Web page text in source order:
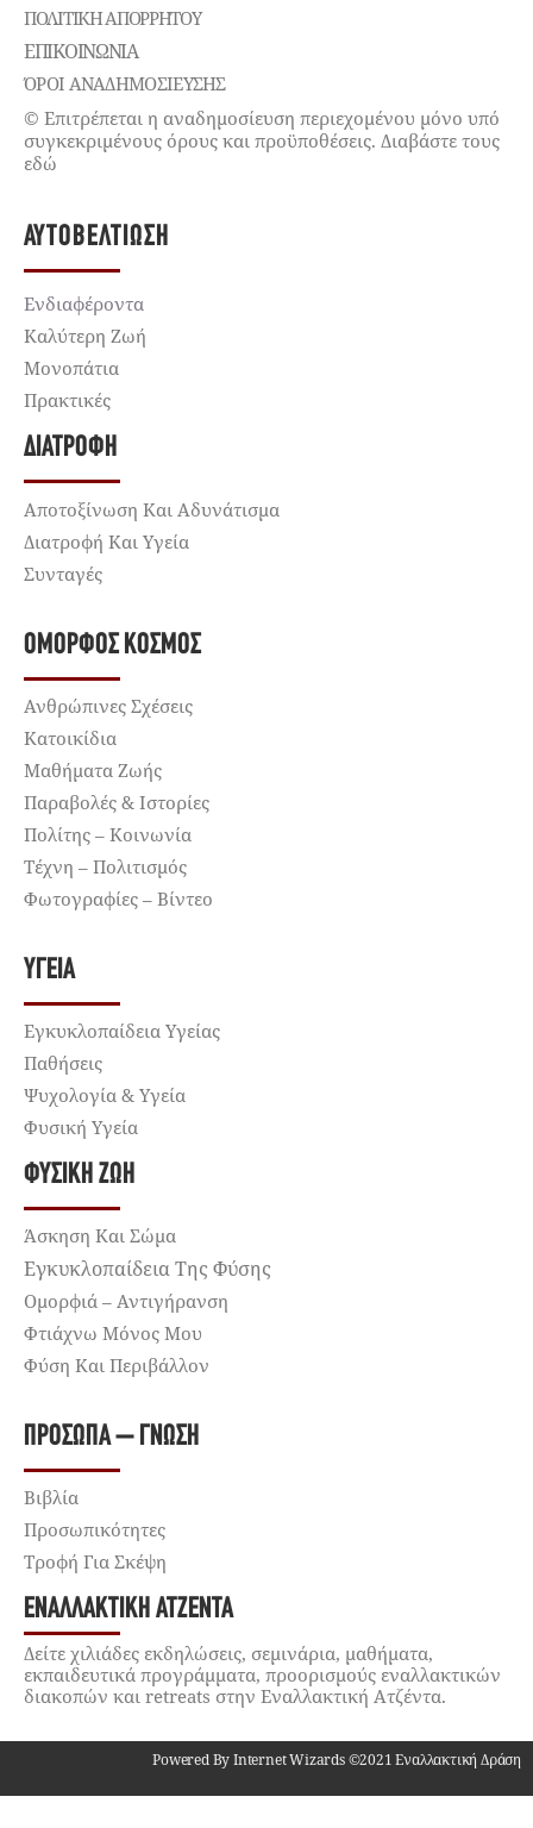
ΠΟΛΙΤΙΚΉ ΑΠΟΡΡΉΤΟΥ
ΕΠΙΚΟΙΝΩΝΊΑ
ΌΡΟΙ ΑΝΑΔΗΜΟΣΙΕΥΣΗΣ
© Επιτρέπεται η αναδημοσίευση περιεχομένου μόνο υπό
συγκεκριμένους όρους και προϋποθέσεις. Διαβάστε τους
εδώ
ΑΥΤΟΒΕΛΤΊΩΣΗ
Ενδιαφέροντα
Καλύτερη Ζωή
Μονοπάτια
Πρακτικές
ΔΙΑΤΡΟΦΉ
Αποτοξίνωση Και Αδυνάτισμα
Διατροφή Και Υγεία
Συνταγές
ΌΜΟΡΦΟΣ ΚΌΣΜΟΣ
Ανθρώπινες Σχέσεις
Κατοικίδια
Μαθήματα Ζωής
Παραβολές & Ιστορίες
Πολίτης – Κοινωνία
Τέχνη – Πολιτισμός
Φωτογραφίες – Βίντεο
ΥΓΕΊΑ
Εγκυκλοπαίδεια Υγείας
Παθήσεις
Ψυχολογία & Υγεία
Φυσική Υγεία
ΦΥΣΙΚΉ ΖΩΉ
Άσκηση Και Σώμα
Εγκυκλοπαίδεια Της Φύσης
Ομορφιά – Αντιγήρανση
Φτιάχνω Μόνος Μου
Φύση Και Περιβάλλον
ΠΡΌΣΩΠΑ – ΓΝΏΣΗ
Βιβλία
Προσωπικότητες
Τροφή Για Σκέψη
ΕΝΑΛΛΑΚΤΙΚΉ ΑΤΖΈΝΤΑ
Δείτε χιλιάδες εκδηλώσεις, σεμινάρια, μαθήματα,
εκπαιδευτικά προγράμματα, προορισμούς εναλλακτικών
διακοπών και retreats στην Εναλλακτική Ατζέντα.
Powered By Internet Wizards ©2021 Εναλλακτική Δράση